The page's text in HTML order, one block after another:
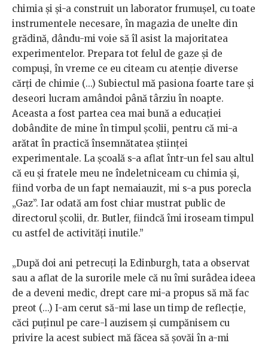
chimia şi şi-a construit un laborator frumuşel, cu toate
instrumentele necesare, în magazia de unelte din
grădină, dându-mi voie să îl asist la majoritatea
experimentelor. Prepara tot felul de gaze şi de
compuşi, în vreme ce eu citeam cu atenţie diverse
cărţi de chimie (...) Subiectul mă pasiona foarte tare şi
deseori lucram amândoi până târziu în noapte.
Aceasta a fost partea cea mai bună a educaţiei
dobândite de mine în timpul şcolii, pentru că mi-a
arătat în practică însemnătatea ştiinţei
experimentale. La şcoală s-a aflat într-un fel sau altul
că eu şi fratele meu ne îndeletniceam cu chimia şi,
fiind vorba de un fapt nemaiauzit, mi s-a pus porecla
„Gaz”. Iar odată am fost chiar mustrat public de
directorul şcolii, dr. Butler, fiindcă îmi iroseam timpul
cu astfel de activităţi inutile.”
„După doi ani petrecuţi la Edinburgh, tata a observat
sau a aflat de la surorile mele că nu îmi surâdea ideea
de a deveni medic, drept care mi-a propus să mă fac
preot (...) I-am cerut să-mi lase un timp de reflecţie,
căci puţinul pe care-l auzisem şi cumpănisem cu
privire la acest subiect mă făcea să şovăi în a-mi